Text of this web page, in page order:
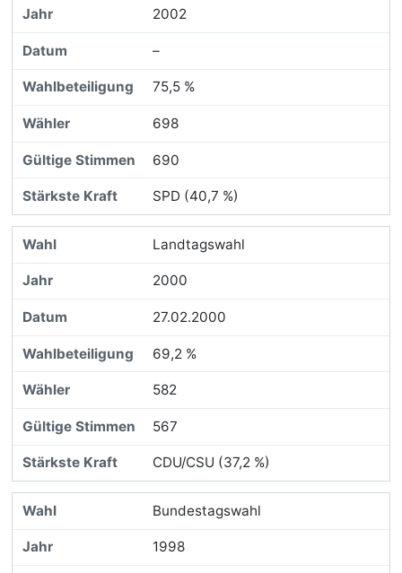
2002
–
75,5 %
698
690
SPD (40,7 %)
Landtagswahl
2000
27.02.2000
69,2 %
582
567
CDU/CSU (37,2 %)
Bundestagswahl
1998